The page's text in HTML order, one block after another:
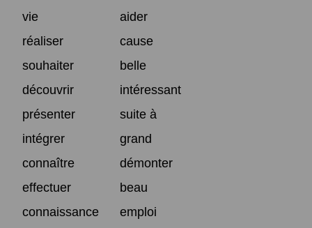
vie
aider
réaliser
cause
souhaiter
belle
découvrir
intéressant
présenter
suite à
intégrer
grand
connaître
démonter
effectuer
beau
connaissance
emploi